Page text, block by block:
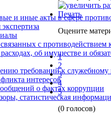
и иные акты в сфере
с противодействием
об имуществе и
требований к
интересов
о фактах коррупции
статистическая
Печать
Оцените
1
2
3
4
5
(0 голосов)